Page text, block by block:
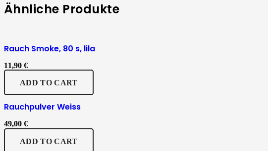
Ähnliche Produkte
Rauch Smoke, 80 s, lila
11,90 €
ADD TO CART
Rauchpulver Weiss
49,00 €
ADD TO CART